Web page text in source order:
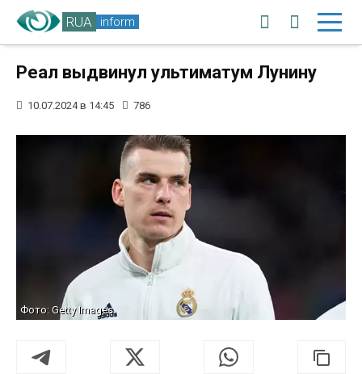
RUA inform
Реал выдвинул ультиматум Лунину
10.07.2024 в 14:45 786
Фото: Getty Images